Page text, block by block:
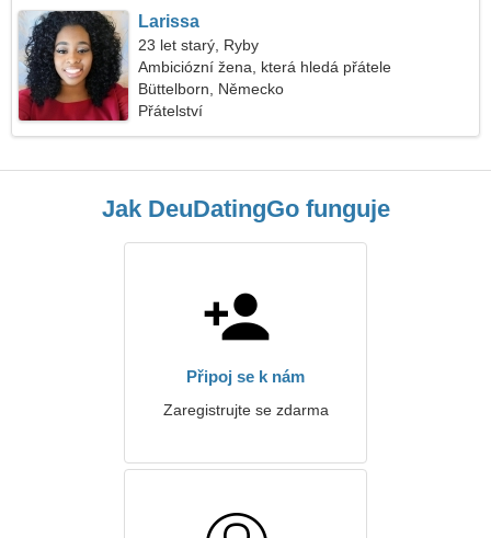
Larissa
23 let starý, Ryby
Ambiciózní žena, která hledá přátele
Büttelborn, Německo
Přátelství
Jak DeuDatingGo funguje
Připoj se k nám
Zaregistrujte se zdarma